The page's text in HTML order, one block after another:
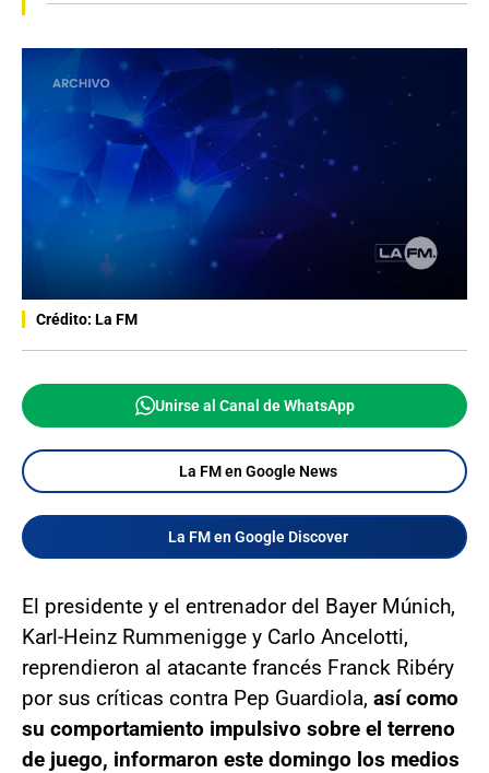
Crédito: La FM
Unirse al Canal de WhatsApp
La FM en Google News
La FM en Google Discover
El presidente y el entrenador del Bayer Múnich,
Karl-Heinz Rummenigge y Carlo Ancelotti,
reprendieron al atacante francés Franck Ribéry
por sus críticas contra Pep Guardiola, así como
su comportamiento impulsivo sobre el terreno
de juego, informaron este domingo los medios